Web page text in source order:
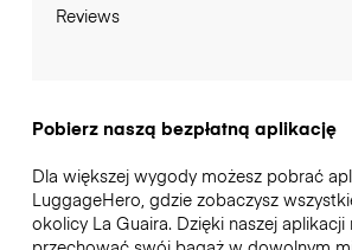
Reviews
Pobierz naszą bezpłatną aplikację
Dla większej wygody możesz pobrać
LuggageHero, gdzie zobaczysz
okolicy La Guaira. Dzięki naszej aplikacji